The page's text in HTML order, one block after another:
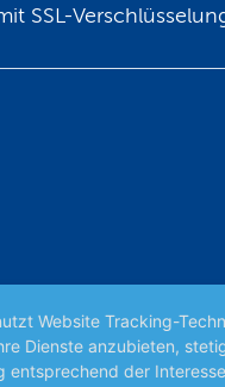
SSL-
Website Tracking-
Dienste anzubieten,
entsprechend der